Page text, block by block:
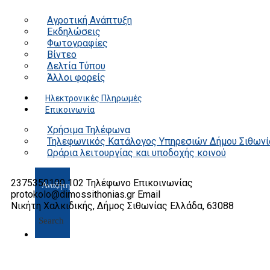
Αγροτική Ανάπτυξη
Εκδηλώσεις
Φωτογραφίες
Βίντεο
Δελτία Τύπου
Άλλοι φορείς
Ηλεκτρονικές Πληρωμές
Επικοινωνία
Χρήσιμα Τηλέφωνα
Τηλεφωνικός Κατάλογος Υπηρεσιών Δήμου
Ωράρια λειτουργίας και υποδοχής κοινού
Search
2375350100 102 Τηλέφωνο Επικοινωνίας
protokolo@dimossithonias.gr Email
Νικήτη Χαλκιδικής, Δήμος Σιθωνίας Ελλάδα, 63088